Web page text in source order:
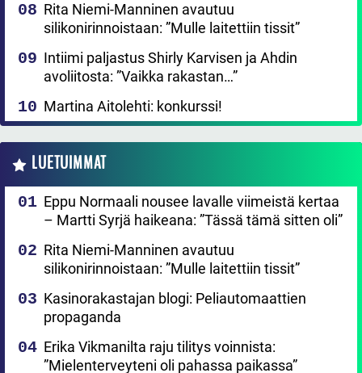
Rita Niemi-Manninen avautuu
silikonirinnoistaan: ”Mulle laitettiin tissit”
Intiimi paljastus Shirly Karvisen ja Ahdin
avoliitosta: ”Vaikka rakastan…”
Martina Aitolehti: konkurssi!
LUETUIMMAT
Eppu Normaali nousee lavalle viimeistä kertaa
– Martti Syrjä haikeana: ”Tässä tämä sitten oli”
Rita Niemi-Manninen avautuu
silikonirinnoistaan: ”Mulle laitettiin tissit”
Kasinorakastajan blogi: Peliautomaattien
propaganda
Erika Vikmanilta raju tilitys voinnista:
”Mielenterveyteni oli pahassa paikassa”